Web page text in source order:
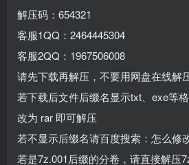
解压码：654321
客服1QQ：2464445304
客服2QQ：1967506008
请先下载再解压，不要用网盘在线解
若下载后文件后缀名显示txt、exe等
改为 rar 即可解压
若不显示后缀名请百度搜索：怎么修
若是7z.001后缀的分卷，请直接解压